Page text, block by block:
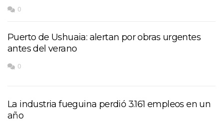
0
Puerto de Ushuaia: alertan por obras urgentes
antes del verano
0
La industria fueguina perdió 3.161 empleos en un
año